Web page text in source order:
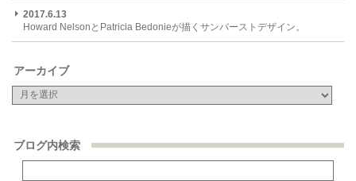
2017.6.13
Howard NelsonとPatricia Bedonieが描くサンバーストデザイン。
アーカイブ
ブログ内検索